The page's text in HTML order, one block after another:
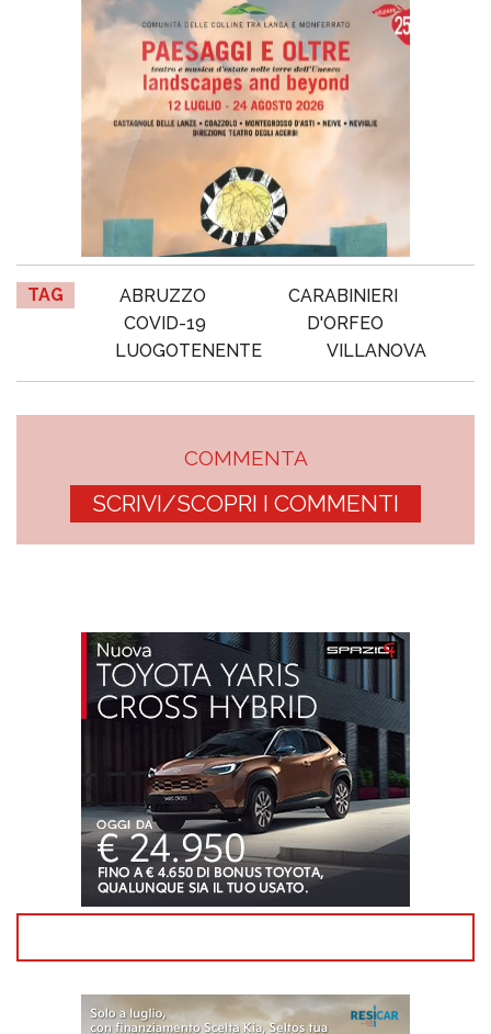
TAG ABRUZZO
CARABINIERI
COVID-19
D'ORFEO
LUOGOTENENTE
VILLANOVA
COMMENTA
SCRIVI/SCOPRI I COMMENTI